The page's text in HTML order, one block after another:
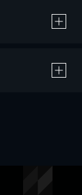
購入 / レンタルです。
ポイント還元です。